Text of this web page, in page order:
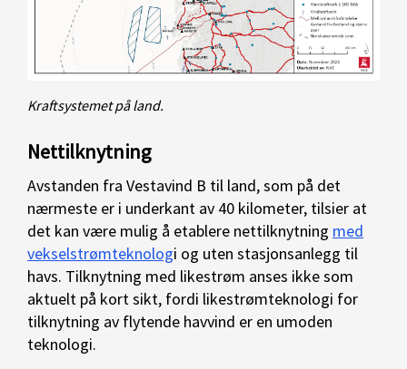
Kraftsystemet på land.
Nettilknytning
Avstanden fra Vestavind B til land, som på det
nærmeste er i underkant av 40 kilometer, tilsier at
det kan være mulig å etablere nettilknytning med
vekselstrømteknologi og uten stasjonsanlegg til
havs. Tilknytning med likestrøm anses ikke som
aktuelt på kort sikt, fordi likestrømteknologi for
tilknytning av flytende havvind er en umoden
teknologi.